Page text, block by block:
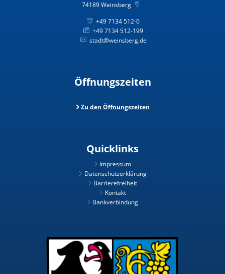
74189Weinsberg
+49 7134 512-0
+49 7134 512-199
stadt@weinsberg.de
Öffnungszeiten
Zu den Öffnungszeiten
Quicklinks
Impressum
Datenschutzerklärung
Barrierefreiheit
Kontakt
Bankverbindung